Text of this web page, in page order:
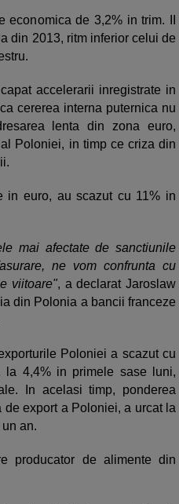
economica de 3,2% in trim. II
din 2013, ritm inferior celui de
accelerarii inregistrate in
cererea interna puternica nu
lenta din zona euro,
Poloniei, in timp ce criza din
in euro, au scazut cu 11% in
mai afectate de sanctiunile
ne vom confrunta cu
viitoare", a declarat Jaroslaw
din Polonia a bancii franceze
Poloniei a scazut cu
la 4,4% in primele sase luni,
In acelasi timp, ponderea
export a Poloniei, a urcat la
an.
producator de alimente din